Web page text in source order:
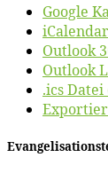
Google
iCalendar
Outlook
Outlook
.ics